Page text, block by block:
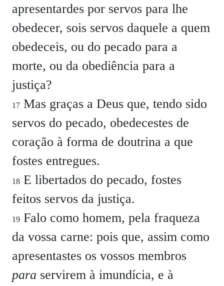
apresentardes por servos para lhe
obedecer, sois servos daquele a quem
obedeceis, ou do pecado para a
morte, ou da obediência para a
justiça?
17 Mas graças a Deus que, tendo sido
servos do pecado, obedecestes de
coração à forma de doutrina a que
fostes entregues.
18 E libertados do pecado, fostes
feitos servos da justiça.
19 Falo como homem, pela fraqueza
da vossa carne: pois que, assim como
apresentastes os vossos membros
para servirem à imundícia, e à